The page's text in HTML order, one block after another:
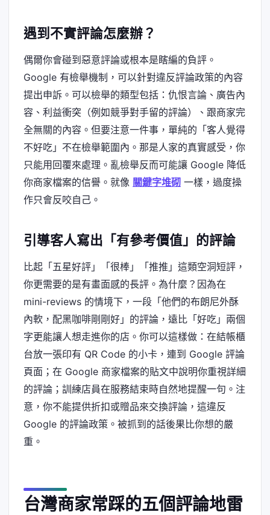
遇到不實評論怎麼辦？
偶爾你會碰到惡意評論或根本是瞎編的負評。
Google 有檢舉機制，可以針對違反評論政策的內容
提出申訴。可以檢舉的類型包括：仇恨言論、廣告內
容、利益衝突（例如競爭對手留的評論）、跟商家完
全無關的內容。但要注意一件事，單純的「客人覺得
不好吃」不在檢舉範圍內。那是人家的真實感受，你
只能用回覆來處理。亂檢舉反而可能讓 Google 降低
你商家檔案的信譽。就像 關鍵字堆砌 一樣，過度操
作只會反咬自己。
引導客人寫出「有參考價值」的評論
比起「五星好評」「很棒」「推推」這類空洞短評，
你更需要的是有畫面感的長評。為什麼？因為在
mini-reviews 的情境下，一段「他們的布朗尼外酥
內軟，配黑咖啡剛剛好」的評論，遠比「好吃」兩個
字更能讓人想走進你的店。你可以這樣做：在結帳櫃
台放一張印有 QR Code 的小卡，連到 Google 評論
頁面；在 Google 商家檔案的貼文中說明你重視詳細
的評論；訓練店員在服務結束時自然地提醒一句。注
意，你不能提供折扣或贈品來交換評論，這違反
Google 的評論政策。被抓到的話後果比你想的嚴
重。
台灣商家常踩的五個評論地雷